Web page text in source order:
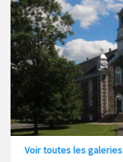
Voir toutes les galeries